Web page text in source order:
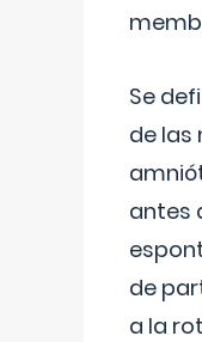
Se
de las
antes
de
a la